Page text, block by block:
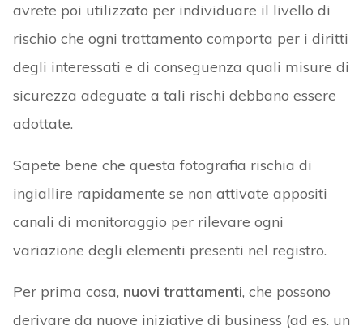
avrete poi utilizzato per individuare il livello di
rischio che ogni trattamento comporta per i diritti
degli interessati e di conseguenza quali misure di
sicurezza adeguate a tali rischi debbano essere
adottate.
Sapete bene che questa fotografia rischia di
ingiallire rapidamente se non attivate appositi
canali di monitoraggio per rilevare ogni
variazione degli elementi presenti nel registro.
Per prima cosa, nuovi trattamenti, che possono
derivare da nuove iniziative di business (ad es. un